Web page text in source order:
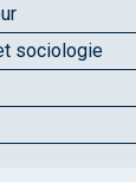
sociologie